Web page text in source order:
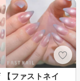
ファストネイ